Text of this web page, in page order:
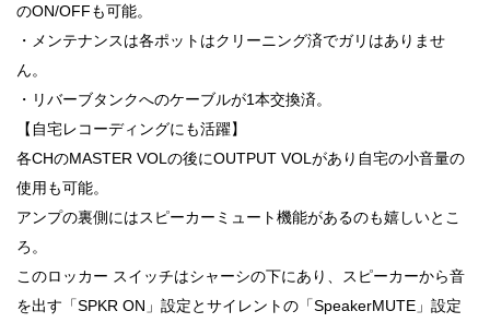
のON/OFFも可能。
・メンテナンスは各ポットはクリーニング済でガリはありませ
ん。
・リバーブタンクへのケーブルが1本交換済。
【自宅レコーディングにも活躍】
各CHのMASTER VOLの後にOUTPUT VOLがあり自宅の小音量の
使用も可能。
アンプの裏側にはスピーカーミュート機能があるのも嬉しいとこ
ろ。
このロッカー スイッチはシャーシの下にあり、スピーカーから音
を出す「SPKR ON」設定とサイレントの「SpeakerMUTE」設定